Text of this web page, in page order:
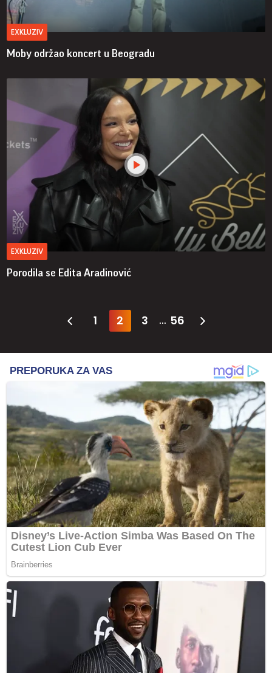
EXKLUZIV
Moby održao koncert u Beogradu
EXKLUZIV
Porodila se Edita Aradinović
1 2 3 ... 56